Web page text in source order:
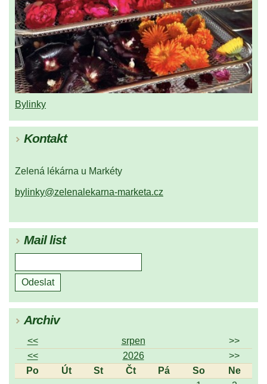
Bylinky
Kontakt
Zelená lékárna u Markéty
bylinky@zelenalekarna-marketa.cz
Mail list
Archiv
<< srpen
>>
<<
2026
>>
Po
Út St Čt Pá So
Ne